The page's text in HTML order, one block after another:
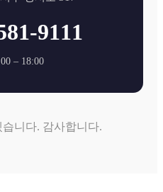
9111
– 18:00
니다. 감사합니다.